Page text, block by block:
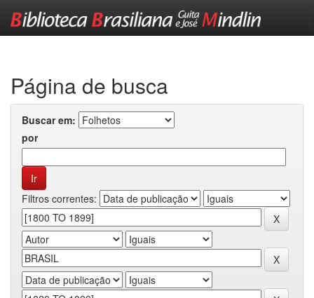
Página de busca
Buscar em:
por
Filtros correntes: